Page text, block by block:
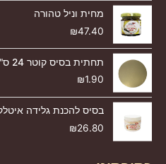
מחית וניל טהורה
₪47.40
תחתית בסיס קוטר 24 ס"מ
₪1.90
בסיס להכנת גלידה
₪26.80